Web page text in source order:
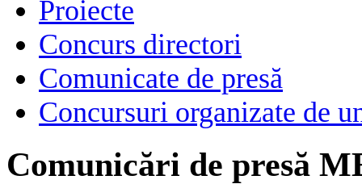
Proiecte
Concurs directori
Comunicate de presă
Concursuri organizate de
Comunicări de presă